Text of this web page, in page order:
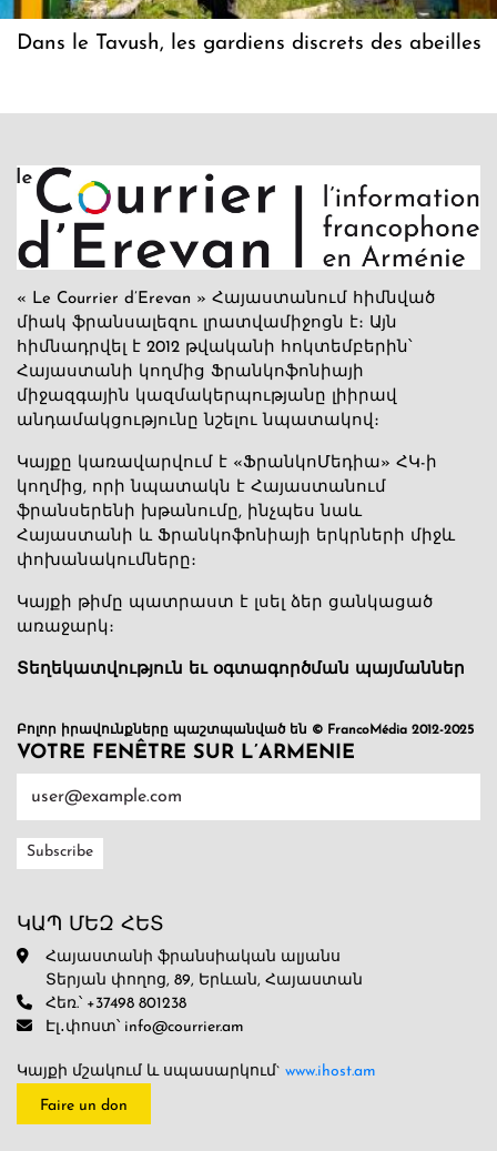
Dans le Tavush, les gardiens discrets des abeilles
« Le Courrier d’Erevan » Հայաստանում հիմնված
միակ ֆրանսալեզու լրատվամիջոցն է։ Այն
հիմնադրվել է 2012 թվականի հոկտեմբերին՝
Հայաստանի կողմից Ֆրանկոֆոնիայի
միջազգային կազմակերպությանը լիիրավ
անդամակցությունը նշելու նպատակով։
Կայքը կառավարվում է «ՖրանկոՄեդիա» ՀԿ-ի
կողմից, որի նպատակն է Հայաստանում
ֆրանսերենի խթանումը, ինչպես նաև
Հայաստանի և Ֆրանկոֆոնիայի երկրների միջև
փոխանակումները։
Կայքի թիմը պատրաստ է լսել ձեր ցանկացած
առաջարկ։
Տեղեկատվություն եւ օգտագործման պայմաններ
Բոլոր իրավունքները պաշտպանված են © FrancoMédia 2012-2025
VOTRE FENÊTRE SUR L’ARMENIE
ԿԱՊ ՄԵԶ ՀԵՏ
Հայաստանի ֆրանսիական ալյանս
Տերյան փողոց, 89, Երևան, Հայաստան
Հեռ.՝ +37498 801238
Էլ․փոստ՝ info@courrier.am
Կայքի մշակում և սպասարկում` www.ihost.am
Faire un don